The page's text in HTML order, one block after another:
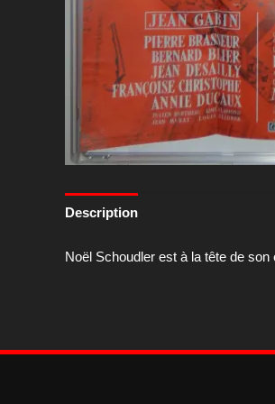
Description
Noël Schoudler est à la tête de